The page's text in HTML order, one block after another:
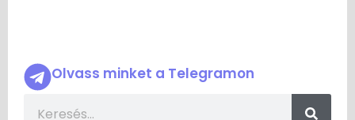
Olvass minket a Telegramon